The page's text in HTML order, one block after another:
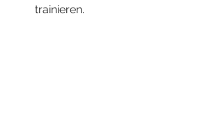
trainieren.